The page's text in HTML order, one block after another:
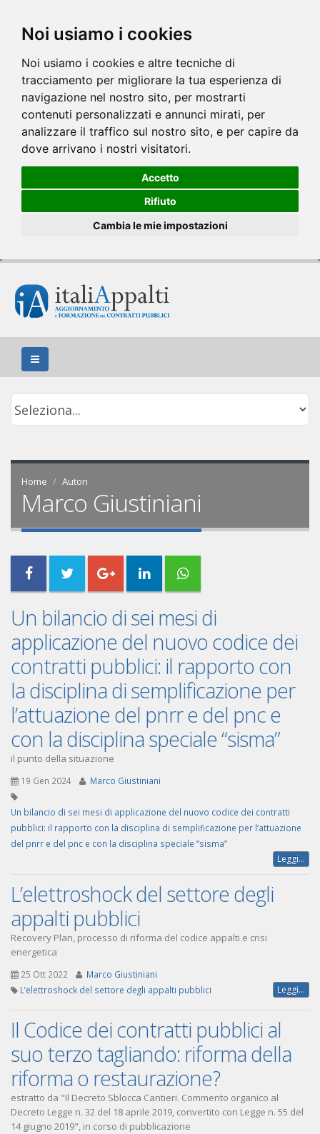
Noi usiamo i cookies
Noi usiamo i cookies e altre tecniche di
tracciamento per migliorare la tua esperienza di
navigazione nel nostro sito, per mostrarti
contenuti personalizzati e annunci mirati, per
analizzare il traffico sul nostro sito, e per capire da
dove arrivano i nostri visitatori.
Accetto
Rifiuto
Cambia le mie impostazioni
Home Autori
Marco Giustiniani
Un bilancio di sei mesi di
applicazione del nuovo codice dei
contratti pubblici: il rapporto con
la disciplina di semplificazione per
l’attuazione del pnrr e del pnc e
con la disciplina speciale “sisma”
il punto della situazione
19 Gen 2024 Marco Giustiniani
Un bilancio di sei mesi di applicazione del nuovo codice dei contratti
pubblici: il rapporto con la disciplina di semplificazione per l’attuazione
del pnrr e del pnc e con la disciplina speciale “sisma”
Leggi...
L’elettroshock del settore degli
appalti pubblici
Recovery Plan, processo di riforma del codice appalti e crisi
energetica
25 Ott 2022
Marco Giustiniani
L’elettroshock del settore degli appalti pubblici
Leggi...
Il Codice dei contratti pubblici al
suo terzo tagliando: riforma della
riforma o restaurazione?
estratto da "Il Decreto Sblocca Cantieri. Commento organico al
Decreto Legge n. 32 del 18 aprile 2019, convertito con Legge n. 55 del
14 giugno 2019", in corso di pubblicazione